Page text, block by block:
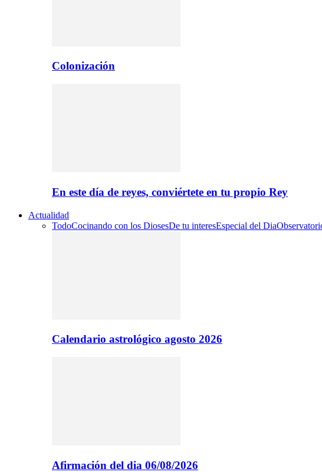
Colonización
En este día de reyes, conviértete en tu propio Rey
Actualidad
TodoCocinando con los DiosesDe tu interesEspecial del Dia
Calendario astrológico agosto 2026
Afirmación del dia 06/08/2026